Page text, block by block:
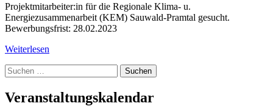
Projektmitarbeiter:in für die Regionale Klima- u.
Energiezusammenarbeit (KEM) Sauwald-Pramtal gesucht.
Bewerbungsfrist: 28.02.2023
Weiterlesen
Suche
nach:
Veranstaltungskalendar